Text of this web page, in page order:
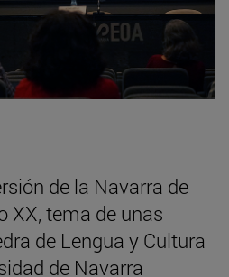
de la Navarra de
XX, tema de unas
de Lengua y Cultura
de Navarra